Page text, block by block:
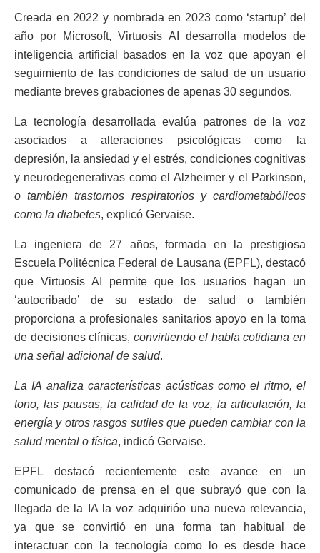
Creada en 2022 y nombrada en 2023 como ‘startup’ del
año por Microsoft, Virtuosis AI desarrolla modelos de
inteligencia artificial basados en la voz que apoyan el
seguimiento de las condiciones de salud de un usuario
mediante breves grabaciones de apenas 30 segundos.
La tecnología desarrollada evalúa patrones de la voz
asociados a alteraciones psicológicas como la
depresión, la ansiedad y el estrés, condiciones cognitivas
y neurodegenerativas como el Alzheimer y el Parkinson,
o también trastornos respiratorios y cardiometabólicos
como la diabetes, explicó Gervaise.
La ingeniera de 27 años, formada en la prestigiosa
Escuela Politécnica Federal de Lausana (EPFL), destacó
que Virtuosis AI permite que los usuarios hagan un
‘autocribado’ de su estado de salud o también
proporciona a profesionales sanitarios apoyo en la toma
de decisiones clínicas, convirtiendo el habla cotidiana en
una señal adicional de salud.
La IA analiza características acústicas como el ritmo, el
tono, las pausas, la calidad de la voz, la articulación, la
energía y otros rasgos sutiles que pueden cambiar con la
salud mental o física, indicó Gervaise.
EPFL destacó recientemente este avance en un
comunicado de prensa en el que subrayó que con la
llegada de la IA la voz adquirióo una nueva relevancia,
ya que se convirtió en una forma tan habitual de
interactuar con la tecnología como lo es desde hace